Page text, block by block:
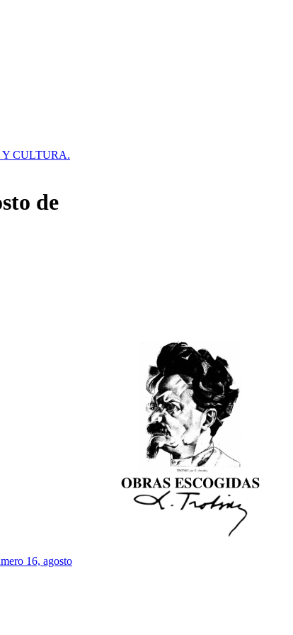
Y CULTURA.
de
16, agosto